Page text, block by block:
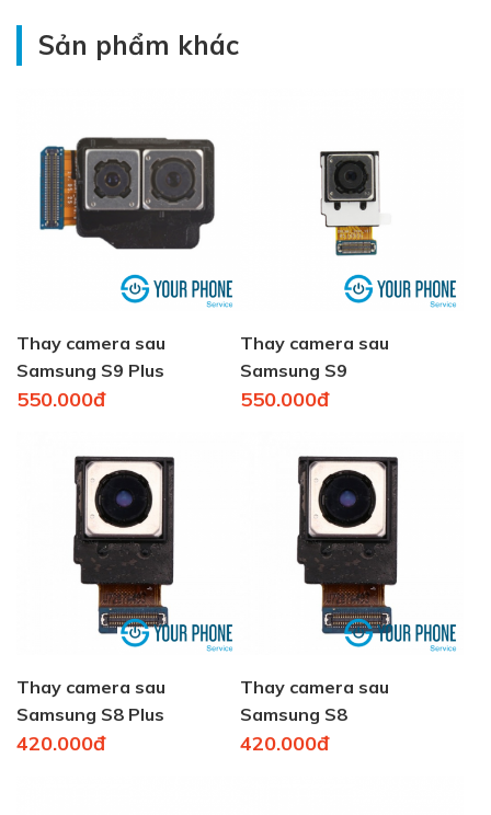
Sản phẩm khác
Thay camera sau
Samsung S9 Plus
550.000đ
Thay camera sau
Samsung S9
550.000đ
Thay camera sau
Samsung S8 Plus
420.000đ
Thay camera sau
Samsung S8
420.000đ